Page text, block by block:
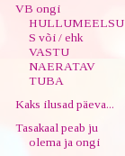
VB ongi
HULLUMEELSU
S või / ehk
VASTU
NAERATAV
TUBA
Kaks ilusad päeva...
Tasakaal peab ju
olema ja ongi